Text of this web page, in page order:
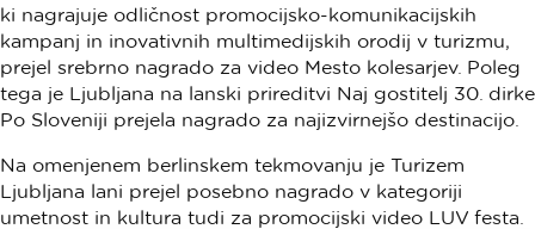
ki nagrajuje odličnost promocijsko-komunikacijskih
kampanj in inovativnih multimedijskih orodij v turizmu,
prejel srebrno nagrado za video Mesto kolesarjev. Poleg
tega je Ljubljana na lanski prireditvi Naj gostitelj 30. dirke
Po Sloveniji prejela nagrado za najizvirnejšo destinacijo.
Na omenjenem berlinskem tekmovanju je Turizem
Ljubljana lani prejel posebno nagrado v kategoriji
umetnost in kultura tudi za promocijski video LUV festa.